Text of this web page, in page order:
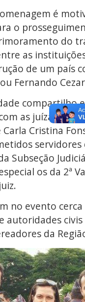
é
o
do
as
de um país
Fernando
compartilho
as juízas
Carla Cristina
servidores
Subseção
os da 2ª
no evento cerca
autoridades
da